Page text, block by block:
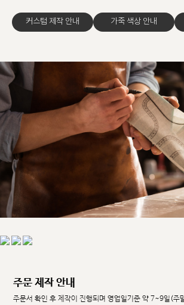
커스텀 제작 안내 가죽 색상 안내
주문 제작 안내
주문서 확인 후 제작이 진행되며 영업일기준 약 7~9일(주